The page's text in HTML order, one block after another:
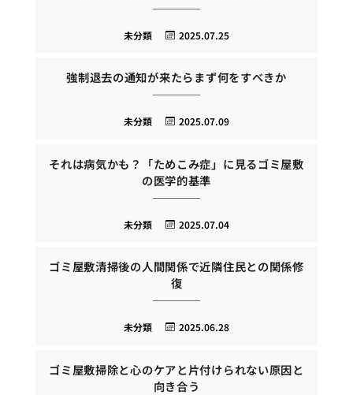
2025.07.25
未分類
強制退去の通知が来たらまず何をすべきか
2025.07.09
未分類
それは病気かも？「ためこみ症」に見るゴミ屋敷
の医学的基準
2025.07.04
未分類
ゴミ屋敷清掃後の人間関係で近隣住民との関係修
復
2025.06.28
未分類
ゴミ屋敷掃除と心のケアと片付けられない原因と
向き合う